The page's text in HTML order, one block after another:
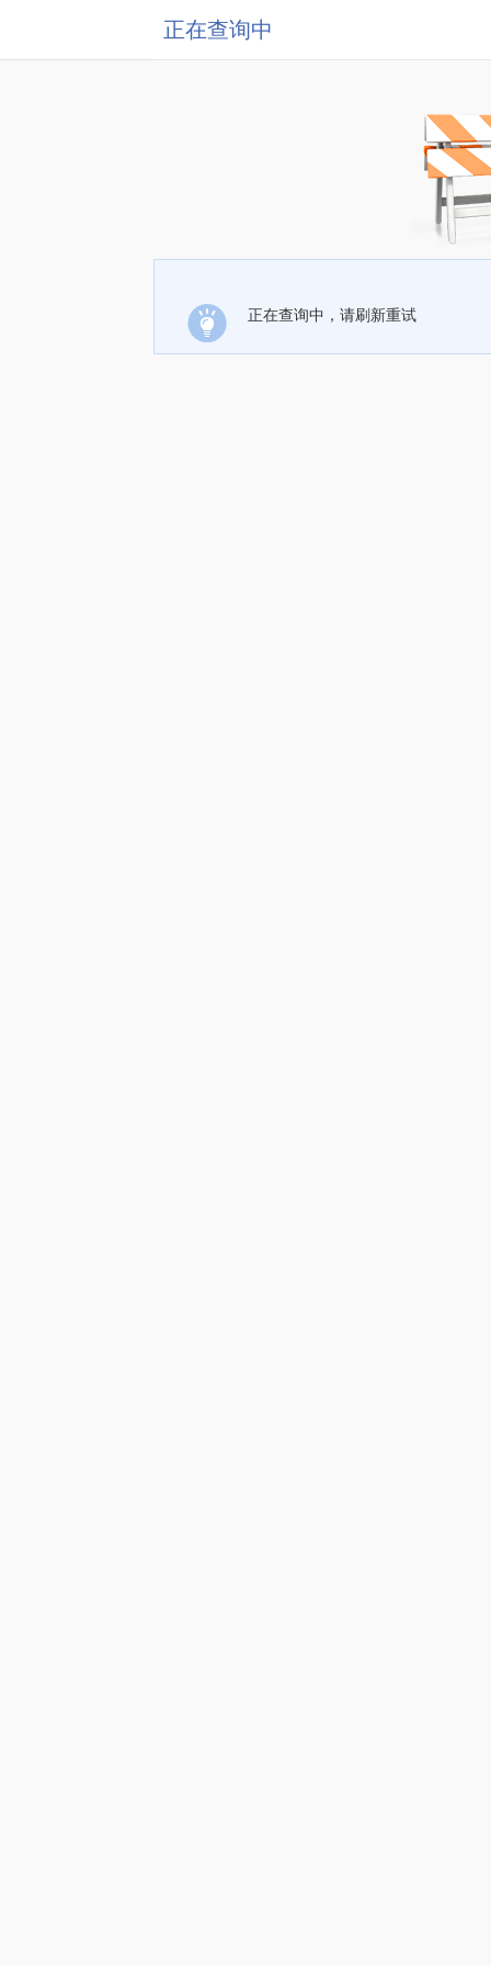
正在查询中
正在查询中，请刷新重试